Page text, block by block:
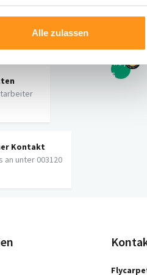
Alle zulassen
Kontakt
an unter 003120
4.8 /
5